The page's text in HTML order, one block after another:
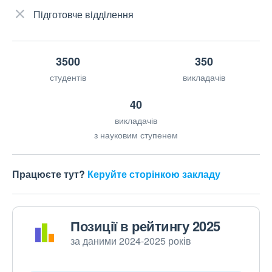
Пiдготовче вiддiлення
3500
студентів
350
викладачів
40
викладачів
з науковим ступенем
Працюєте тут? Керуйте сторінкою закладу
Позиції в рейтингу 2025
за даними 2024-2025 років